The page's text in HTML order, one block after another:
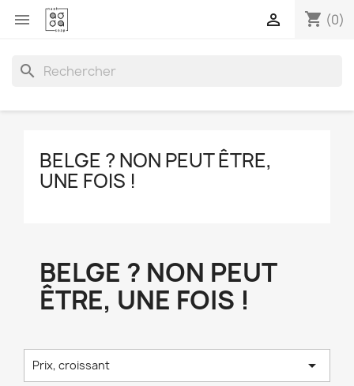
 shopping_cart (0)

search
BELGE ? NON PEUT ÊTRE,
UNE FOIS !
BELGE ? NON PEUT
ÊTRE, UNE FOIS !
Prix, croissant 